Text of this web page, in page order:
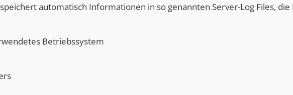
automatisch Informationen in so genannten Server-Log Files,
Betriebssystem